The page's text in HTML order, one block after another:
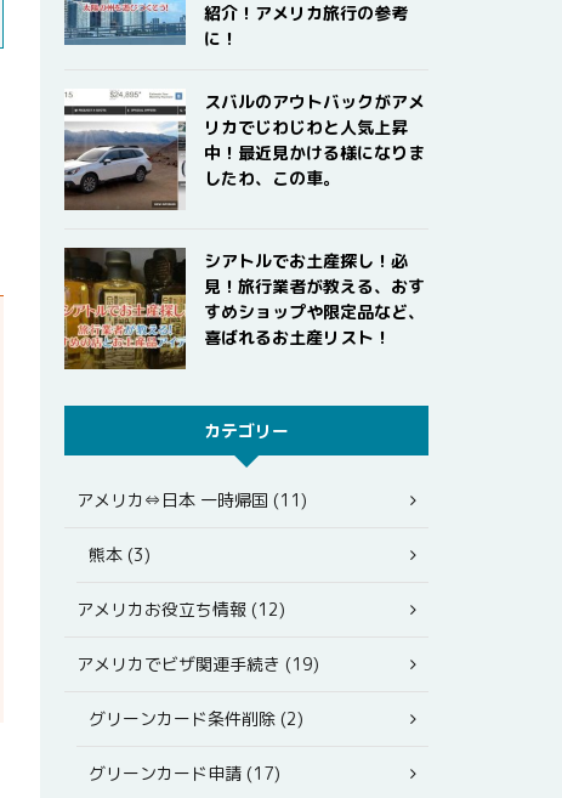
紹介！アメリカ旅行の参考
に！
スバルのアウトバックがアメ
リカでじわじわと人気上昇
中！最近見かける様になりま
したわ、この車。
シアトルでお土産探し！必
見！旅行業者が教える、おす
すめショップや限定品など、
喜ばれるお土産リスト！
カテゴリー
アメリカ⇔日本 一時帰国 (11)
熊本 (3)
アメリカお役立ち情報 (12)
アメリカでビザ関連手続き (19)
グリーンカード条件削除 (2)
グリーンカード申請 (17)